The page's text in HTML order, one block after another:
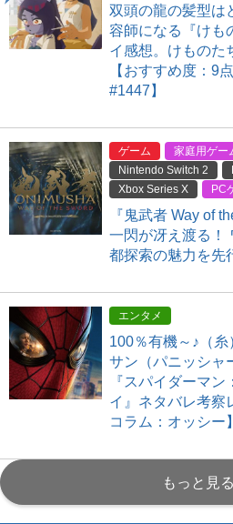
双頭の龍の髪型は
容師になる『けも
イ感想。けものた
【おすすめ度：9
#1447】
ゲーム 家庭用ゲー
Nintendo Switch 2
Xbox Series X
PC
『鬼武者 Way of
一閃が冴え渡る！
都探索の魅力を先
エンタメ
100％有機～♪（
サン（パニッシャ
『スパイダーマ
イ』ネタバレ考察
コラム：オッシー】
もっと見る